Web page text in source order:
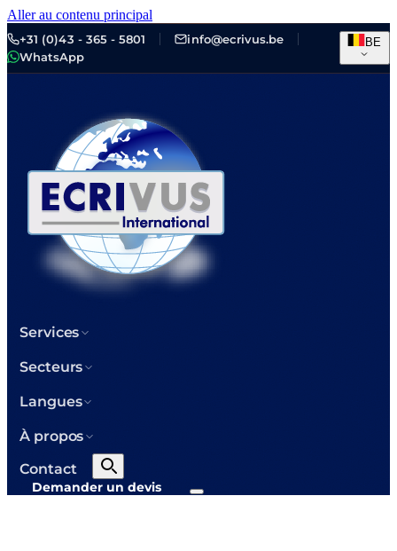
Aller au contenu principal
+31 (0)43 - 365 - 5801
info@ecrivus.be
WhatsApp
BE
Services
Secteurs
Langues
À propos
Contact
Demander un devis